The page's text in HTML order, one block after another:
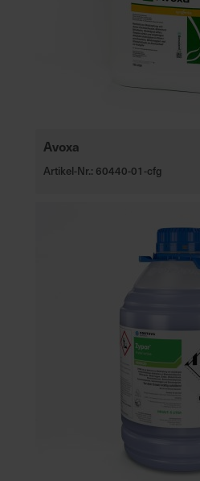
Avoxa
Artikel-Nr.: 60440-01-cfg